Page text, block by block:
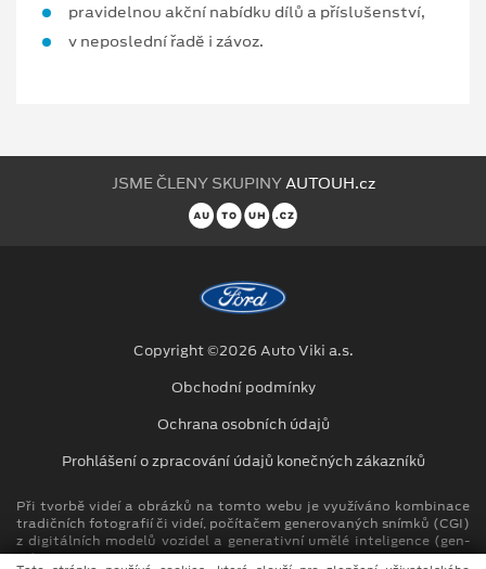
pravidelnou akční nabídku dílů a příslušenství,
v neposlední řadě i závoz.
JSME ČLENY SKUPINYAUTOUH.cz
Copyright ©2026 Auto Viki a.s.
Obchodní podmínky
Ochrana osobních údajů
Prohlášení o zpracování údajů konečných zákazníků
Při tvorbě videí a obrázků na tomto webu je využíváno kombinace
tradičních fotografií či videí, počítačem generovaných snímků (CGI)
z digitálních modelů vozidel a generativní umělé inteligence (gen-
AI).